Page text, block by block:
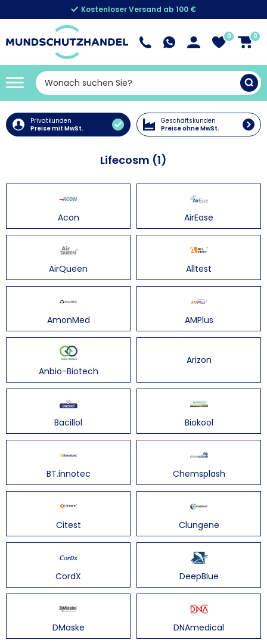
Kostenloser Versand ab 100 €
0 0
Privatkunden
Preise mit MwSt.
Geschäftskunden
Preise ohne MwSt.
Lifecosm (1)
Acon AirEase
AirQueen Alltest
AmonMed AMPlus
Anbio-Biotech
Arizon
Bacillol Biokool
BT.innotec
Citest Clungene
CordX DeepBlue
DMaske DNAmedical
Chemsplash